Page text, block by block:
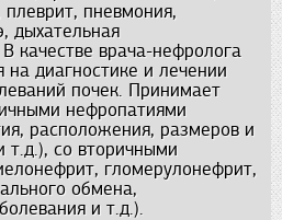
пневмония,
дыхательная
качестве врача-нефролога
на диагностике и лечении
почек. Принимает
нефропатиями
расположения, размеров и
т.д.), со вторичными
гломерулонефрит,
обмена,
и т.д.).